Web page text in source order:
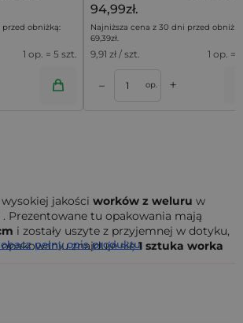
obniżką:
1 op. = 5 szt.
94,99zł.
Najniższa cena z 30 dni przed
69,39zł.
9,91 zł / szt. 1 op. =
– op. +
Dodaj do koszyka
jakości worków z weluru w
. Prezentowane tu opakowania mają
i zostały uszyte z przyjemnej w dotyku,
znajduje się1 sztuka worka
biżuterii
pełny opis produktu